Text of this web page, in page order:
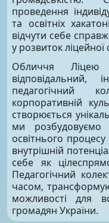
проведення
та освітніх
відчути себе
у розвиток ліцейної
Обличчя Ліцею
відповідальний,
педагогічний
корпоративній
створюється
ми
освітнього
внутрішній
себе як
Педагогічний
часом,
можливості для
громадян України.